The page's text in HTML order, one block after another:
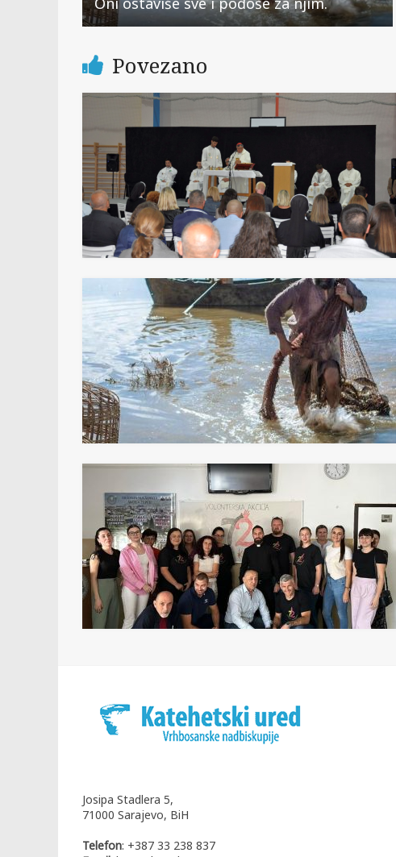
Povezano
Josipa Stadlera 5,
71000 Sarajevo, BiH
Telefon: +387 33 238 837